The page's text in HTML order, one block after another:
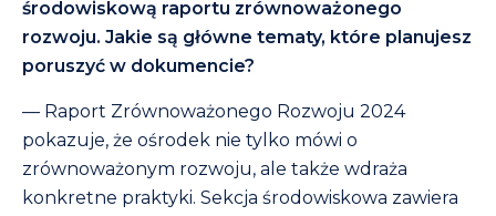
środowiskową raportu zrównoważonego
rozwoju. Jakie są główne tematy, które planujesz
poruszyć w dokumencie?
— Raport Zrównoważonego Rozwoju 2024
pokazuje, że ośrodek nie tylko mówi o
zrównoważonym rozwoju, ale także wdraża
konkretne praktyki. Sekcja środowiskowa zawiera